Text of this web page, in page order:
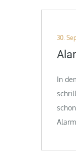
on
30.
In